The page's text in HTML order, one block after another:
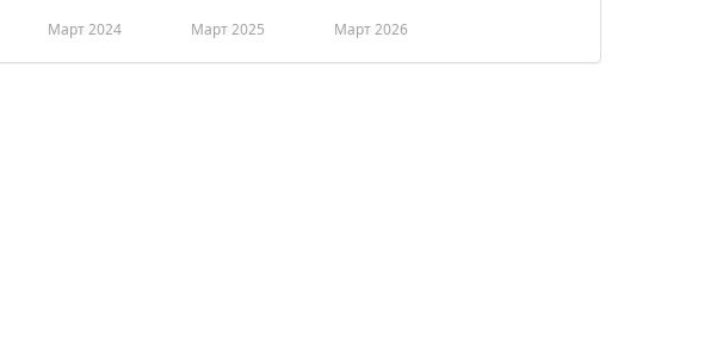
Март 2024 Март 2025 Март 2026